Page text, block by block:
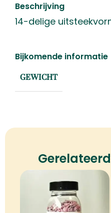
Beschrijving
14-delige
Bijkomende informatie
GEWICHT